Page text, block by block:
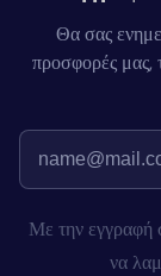
Θα σας
προσφορές μας,
Με την εγγραφή
να